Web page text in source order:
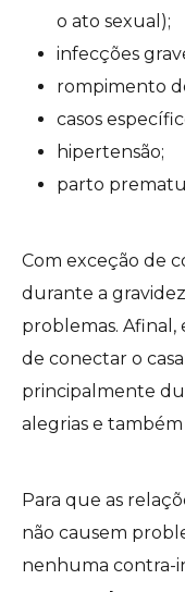
o ato sexual);
infecções
rompimento
casos
hipertensão;
parto
Com exceção de
durante a
problemas. Afinal,
de conectar o
principalmente
alegrias e também
Para que as
não causem
nenhuma contra-